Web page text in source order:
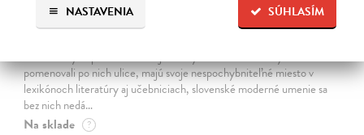
SÚHLASÍM
NASTAVENIA
Studne mútne
pomenovali po nich ulice, majú svoje nespochybniteľné miesto v
lexikónoch literatúry aj učebniciach, slovenské moderné umenie sa
bez nich nedá…
Na sklade ?